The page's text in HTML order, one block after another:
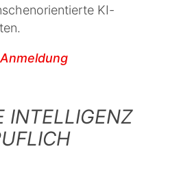
KI-
INTELLIGENZ